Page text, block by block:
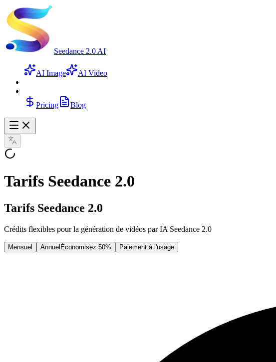
Seedance 2.0 AI
AI Image AI Video
Pricing Blog
Tarifs Seedance 2.0
Tarifs Seedance 2.0
Crédits flexibles pour la génération de vidéos par IA Seedance 2.0
Mensuel Annuel Économisez 50% Paiement à l'usage